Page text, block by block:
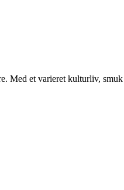
Med et varieret kulturliv, smuk